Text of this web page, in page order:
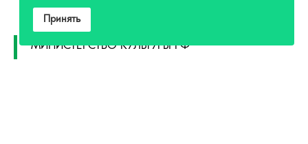
тел.: 8 (3952) 48-71-30
МИНИСТЕРСТВО КУЛЬТУРЫ РФ
Принять